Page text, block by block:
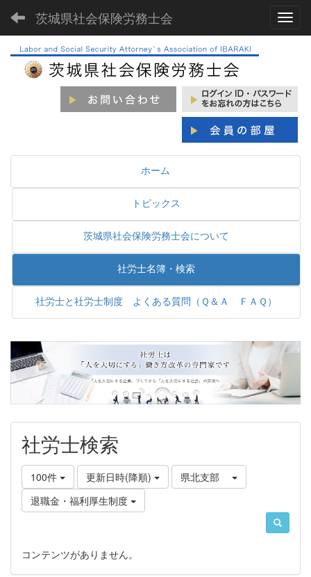
茨城県社会保険労務士会
ホーム
トピックス
茨城県社会保険労務士会について
社労士名簿・検索
社労士と社労士制度 よくある質問（Ｑ＆Ａ ＦＡＱ）
社労士検索
100件 更新日時(降順)
県北支部
退職金・福利厚生制度
コンテンツがありません。